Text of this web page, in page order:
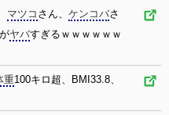
マツコ さん、 ケンコバさ
ヤバすぎるｗｗｗｗｗｗ
重100キロ超、BMI33.8、